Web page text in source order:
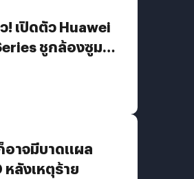
! เปิดตัว Huawei
ชูกล้องซูม
อาจมีบาดแผล
หลังเหตุร้าย